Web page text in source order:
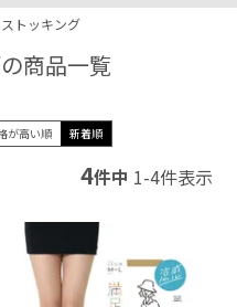
ストッキング
の商品一覧
が高い順 新着順
4件中 1-4件表示